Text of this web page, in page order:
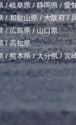
/岐阜県/静岡県/ 愛
/和歌山県 /大阪府/
/広島県/山口県
/高知県
/熊本県/大分県/宮